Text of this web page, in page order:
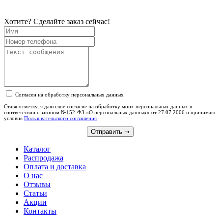
Хотите? Сделайте заказ сейчас!
Согласен на обработку персональных данных
Ставя отметку, я даю свое согласие на обработку моих персональных данных в
соответствии с законом №152-ФЗ «О персональных данных» от 27.07.2006 и принимаю
условия Пользовательского соглашения
Отправить➝
Каталог
Распродажа
Оплата и доставка
О нас
Отзывы
Статьи
Акции
Контакты